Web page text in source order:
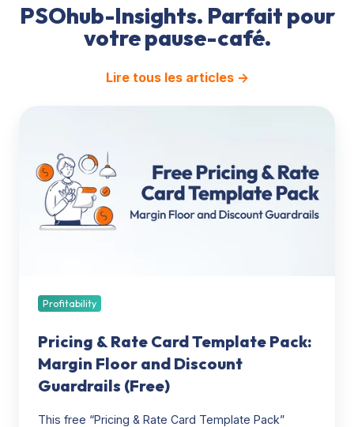
PSOhub-Insights. Parfait pour
votre pause-café.
Lire tous les articles →
Card
Template
Pack:
Margin
Guardrails
Profitability
Pricing & Rate Card Template Pack:
Margin Floor and Discount
Guardrails (Free)
This free “Pricing & Rate Card Template Pack”